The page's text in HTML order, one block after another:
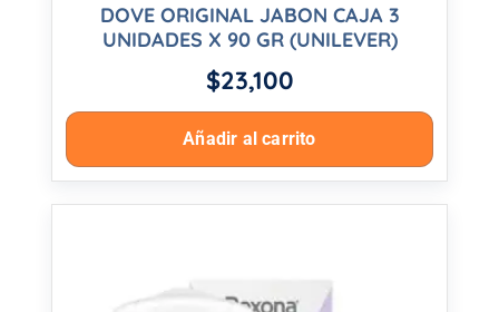
DOVE ORIGINAL JABON CAJA 3
UNIDADES X 90 GR (UNILEVER)
$23,100
Añadir al carrito